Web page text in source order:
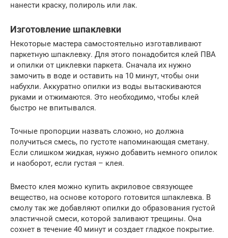
нанести краску, полироль или лак.
Изготовление шпаклевки
Некоторые мастера самостоятельно изготавливают
паркетную шпаклевку. Для этого понадобится клей ПВА
и опилки от циклевки паркета. Сначала их нужно
замочить в воде и оставить на 10 минут, чтобы они
набухли. Аккуратно опилки из воды вытаскиваются
руками и отжимаются. Это необходимо, чтобы клей
быстро не впитывался.
Точные пропорции назвать сложно, но должна
получиться смесь, по густоте напоминающая сметану.
Если слишком жидкая, нужно добавить немного опилок
и наоборот, если густая – клея.
Вместо клея можно купить акриловое связующее
вещество, на основе которого готовится шпаклевка. В
смолу так же добавляют опилки до образования густой
эластичной смеси, которой заливают трещины. Она
сохнет в течение 40 минут и создает гладкое покрытие.